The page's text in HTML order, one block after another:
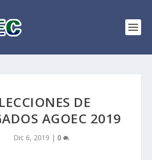
DE
AGOEC 2019
Dic 6, 2019 | 0